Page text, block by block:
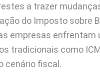
a trazer
do Imposto sobre
empresas
tradicionais como
cenário fiscal.